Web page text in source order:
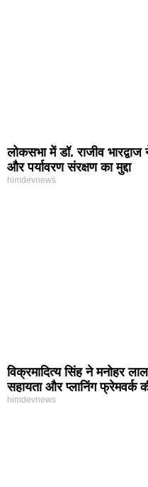
लोकसभा में डॉ. राजीव
और पर्यावरण संरक्षण का मुद्दा
himdevnews
विक्रमादित्य सिंह ने मनोहर
सहायता और प्लानिंग फ्रेमवर्क
himdevnews